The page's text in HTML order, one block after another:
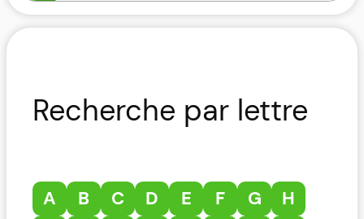
Recherche par lettre
A B C D E F G
H